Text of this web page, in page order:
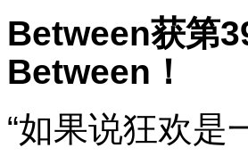
Between获第
Between ！
“如果说狂欢是